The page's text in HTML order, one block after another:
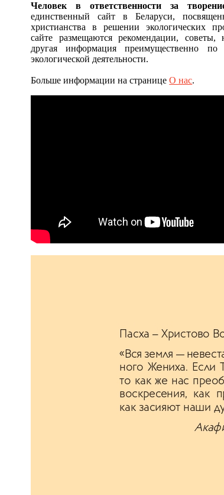
Человек в ответственности за
единственный сайт в Беларуси,
христианства в решении экологических
сайте размещаются рекомендации, советы,
другая информация преимущественно по
экологической деятельности.
Больше информации на страницеО нас.